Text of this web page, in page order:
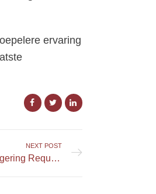
ervaring
NEXT POST
A Comprehensive Guide to Wagering Requirements in Online Casinos